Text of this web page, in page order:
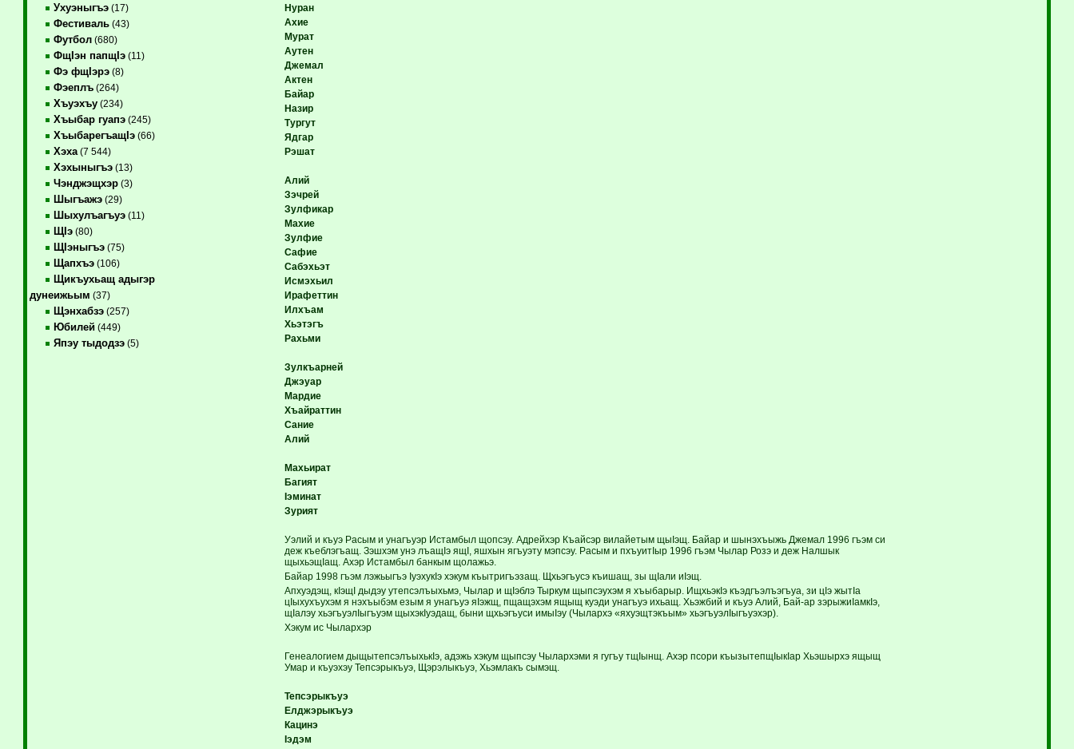
Ухуэныгъэ(17)
Фестиваль(43)
Футбол(680)
ФщIэн папщIэ(11)
Фэ фщIэрэ(8)
Фэеплъ(264)
Хъуэхъу(234)
Хъыбар гуапэ(245)
ХъыбарегъащIэ(66)
Хэха(7 544)
Хэхыныгъэ(13)
Чэнджэщхэр(3)
Шыгъажэ(29)
Шыхулъагъуэ(11)
ЩIэ(80)
ЩIэныгъэ(75)
Щапхъэ(106)
Щикъухьащ адыгэр
дунеижьым (37)
Щэнхабзэ(257)
Юбилей(449)
Япэу тыдодзэ(5)
Нуран
Ахие
Мурат
Аутен
Джемал
Актен
Байар
Назир
Тургут
Ядгар
Рэшат
Алий
Зэчрей
Зулфикар
Махие
Зулфие
Сафие
Сабэхьэт
Исмэхьил
Ирафеттин
Илхъам
Хьэтэгъ
Рахьми
Зулкъарней
Джэуар
Мардие
Хъайраттин
Сание
Алий
Махьират
Багият
Iэминат
Зурият
Уэлий и къуэ Расым и унагъуэр Истамбыл щопсэу. Адрейхэр Къайсэр вилайетым щыIэщ. Байар и шынэхъыжь Джемал 1996 гъэм си
деж къеблэгъащ. Зэшхэм унэ лъащIэ ящI, яшхын ягъуэту мэпсэу. Расым и пхъуитIыр 1996 гъэм Чылар Розэ и деж Налшык
щыхьэщIащ. Ахэр Истамбыл банкым щолажьэ.
Байар 1998 гъэм лэжьыгъэ IуэхукIэ хэкум къытригъэзащ. Щхьэгъусэ къишащ, зы щIали иIэщ.
Апхуэдэщ, кIэщI дыдэу утепсэлъыхьмэ, Чылар и щIэблэ Тыркум щыпсэухэм я хъыбарыр. ИщхьэкIэ къэдгъэлъэгъуа, зи цIэ жытIа
цIыхухъухэм я нэхъыбэм езым я унагъуэ яIэжщ, пщащэхэм ящыщ куэди унагъуэ ихьащ. Хьэжбий и къуэ Алий, Бай-ар зэрыжиIамкIэ,
щIалэу хьэгъуэлIыгъуэм щыхэкIуэдащ, быни щхьэгъуси имыIэу (Чылархэ «яхуэщтэкъым» хьэгъуэлIыгъуэхэр).
Хэкум ис Чылархэр
Генеалогием дыщытепсэлъыхькIэ, адэжь хэкум щыпсэу Чылархэми я гугъу тщIынщ. Ахэр псори къызытепщIыкIар Хьэшырхэ ящыщ
Умар и къуэхэу Тепсэрыкъуэ, Щэрэлыкъуэ, Хьэмлакъ сымэщ.
Тепсэрыкъуэ
Елджэрыкъуэ
Кацинэ
Iэдэм